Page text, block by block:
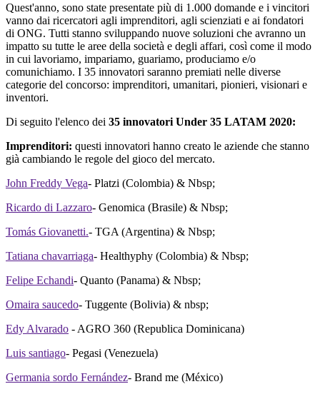
Quest'anno, sono state presentate più di 1.000 domande e i vincitori
vanno dai ricercatori agli imprenditori, agli scienziati e ai fondatori
di ONG. Tutti stanno sviluppando nuove soluzioni che avranno un
impatto su tutte le aree della società e degli affari, così come il modo
in cui lavoriamo, impariamo, guariamo, produciamo e/o
comunichiamo. I 35 innovatori saranno premiati nelle diverse
categorie del concorso: imprenditori, umanitari, pionieri, visionari e
inventori.
Di seguito l'elenco dei 35 innovatori Under 35 LATAM 2020:
Imprenditori: questi innovatori hanno creato le aziende che stanno
già cambiando le regole del gioco del mercato.
John Freddy Vega- Platzi (Colombia) & Nbsp;
Ricardo di Lazzaro- Genomica (Brasile) & Nbsp;
Tomás Giovanetti.- TGA (Argentina) & Nbsp;
Tatiana chavarriaga- Healthyphy (Colombia) & Nbsp;
Felipe Echandi- Quanto (Panama) & Nbsp;
Omaira saucedo- Tuggente (Bolivia) & nbsp;
Edy Alvarado - AGRO 360 (Republica Dominicana)
Luis santiago- Pegasi (Venezuela)
Germania sordo Fernández- Brand me (México)